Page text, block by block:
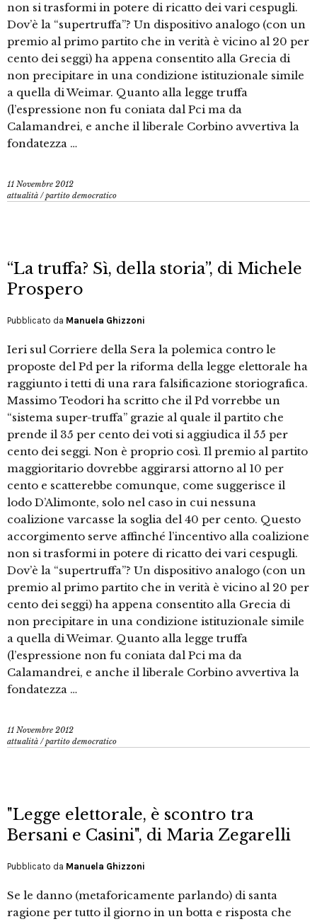
non si trasformi in potere di ricatto dei vari cespugli.
Dov’è la “supertruffa”? Un dispositivo analogo (con un
premio al primo partito che in verità è vicino al 20 per
cento dei seggi) ha appena consentito alla Grecia di
non precipitare in una condizione istituzionale simile
a quella di Weimar. Quanto alla legge truffa
(l’espressione non fu coniata dal Pci ma da
Calamandrei, e anche il liberale Corbino avvertiva la
fondatezza …
11 Novembre 2012
attualità /partito democratico
“La truffa? Sì, della storia”, di Michele
Prospero
Pubblicato da Manuela Ghizzoni
Ieri sul Corriere della Sera la polemica contro le
proposte del Pd per la riforma della legge elettorale ha
raggiunto i tetti di una rara falsificazione storiografica.
Massimo Teodori ha scritto che il Pd vorrebbe un
“sistema super-truffa” grazie al quale il partito che
prende il 35 per cento dei voti si aggiudica il 55 per
cento dei seggi. Non è proprio così. Il premio al partito
maggioritario dovrebbe aggirarsi attorno al 10 per
cento e scatterebbe comunque, come suggerisce il
lodo D’Alimonte, solo nel caso in cui nessuna
coalizione varcasse la soglia del 40 per cento. Questo
accorgimento serve affinché l’incentivo alla coalizione
non si trasformi in potere di ricatto dei vari cespugli.
Dov’è la “supertruffa”? Un dispositivo analogo (con un
premio al primo partito che in verità è vicino al 20 per
cento dei seggi) ha appena consentito alla Grecia di
non precipitare in una condizione istituzionale simile
a quella di Weimar. Quanto alla legge truffa
(l’espressione non fu coniata dal Pci ma da
Calamandrei, e anche il liberale Corbino avvertiva la
fondatezza …
11 Novembre 2012
attualità /partito democratico
"Legge elettorale, è scontro tra
Bersani e Casini", di Maria Zegarelli
Pubblicato da Manuela Ghizzoni
Se le danno (metaforicamente parlando) di santa
ragione per tutto il giorno in un botta e risposta che